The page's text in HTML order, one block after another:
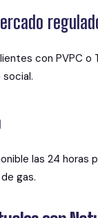
con PVPC o
las 24 horas
gas.